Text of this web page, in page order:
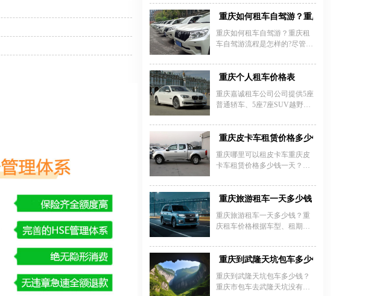
工地运输。
此之外，重庆周边还是有很
多，美得不像话的地方！利用
庆自驾租车周边游是很不错的
选择。那么重庆自驾租车周边
重庆如何租车自驾游？重庆租车自驾游流
重庆如何租车自驾游？重庆租
车自驾游流程是怎样的?尽管重
宽，仍然有很大一部分人对重
庆汽车租赁感到很陌生。今天
流程及费用，让广大重庆市民
及外来游客对重庆自驾游租车
重庆个人租车价格表
重庆嘉诚租车公司公司提供5座
普通轿车、5座7座SUV越野
商务车车、豪华丰田海狮商务
车、别克gl8商务车、、20-25座
出租。那么具体重庆个人租车
价格怎么样?下面是小编提供的
重庆皮卡车租赁价格多少钱一天-重庆皮
重庆哪里可以租皮卡车重庆皮
卡车租赁价格多少钱一天？重
嘉诚租车公司专业出租皮卡
车， 长城风骏5皮卡车，江西五
日租、月租、年租、可带司
机,，承接各类大型项目招标、
重庆旅游租车一天多少钱
重庆旅游租车一天多少钱？重
庆租车价格根据车型、租期及
车如大众朗逸、别克凯越等日
租金约160-260元，中高端轿车
700元，商务车和越野车价格在
300-1000元不等。重庆租车费用
重庆到武隆天坑包车多少钱？
重庆到武隆天坑包车多少钱？
重庆市包车去武隆天坑没有一